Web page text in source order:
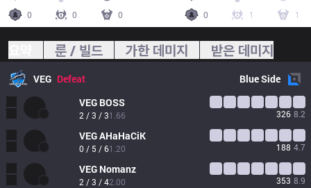
0
0 0
0
1 1
룬 / 빌드 가한 데미지 받은 데미지
VEG Defeat BlueSide
VEG BOSS
2 / 3 / 31.66 326 8.2
VEGAHaHaCiK
0 / 5 / 61.20 188 4.7
VEG Nomanz
2 / 3 / 42.00 353 8.9